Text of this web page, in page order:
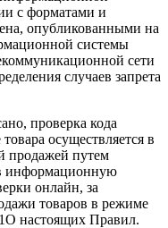
с форматами и
опубликованными на
системы
сети
случаев запрета
проверка кода
осуществляется в
продажей путем
информационную
онлайн, за
товаров в режиме
настоящих Правил.